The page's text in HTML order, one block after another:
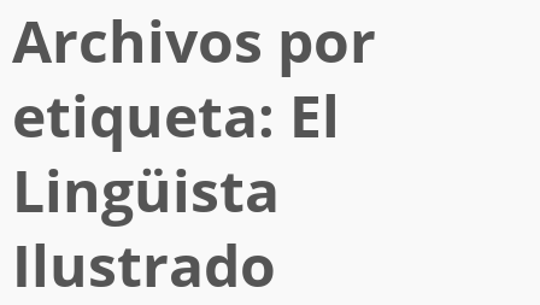
Archivos por
etiqueta: El
Lingüista
Ilustrado